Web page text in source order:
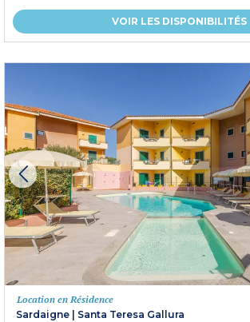
VOIR LES DISPONIBILITÉS
Location en Résidence
Sardaigne
Santa Teresa Gallura